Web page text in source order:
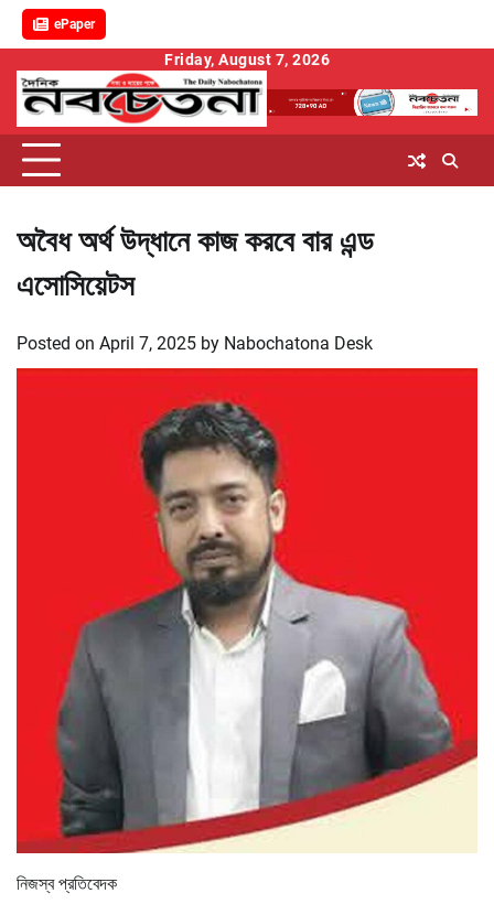
ePaper
content
Friday, August 7, 2026
অবৈধ অর্থ উদ্ধানে কাজ করবে বার এন্ড
এসোসিয়েটস
Posted on April 7, 2025 by Nabochatona Desk
নিজস্ব প্রতিবেদক